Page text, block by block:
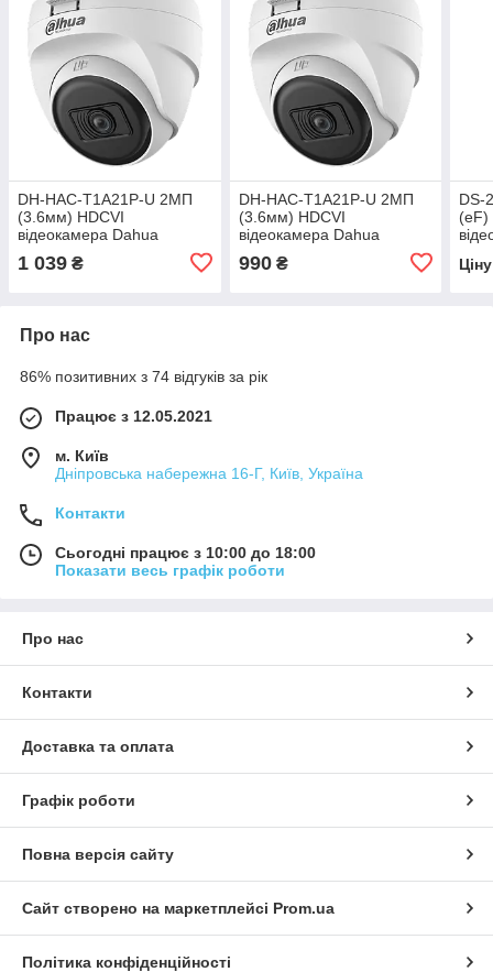
DH-HAC-T1A21P-U 2МП
(3.6мм) HDCVI
відеокамера Dahua
1 039 ₴
DH-HAC-T1A21P-U 2МП
(3.6мм) HDCVI
відеокамера Dahua
990₴
DS-
Про нас
86% позитивних з 74 відгуків за рік
Працює з 12.05.2021
м. Київ
Дніпровська набережна 16-Г, Київ, Україна
Контакти
Сьогодні працює з 10:00 до 18:00
Показати весь графік роботи
Про нас
Контакти
Доставка та оплата
Графік роботи
Повна версія сайту
Сайт створено на маркетплейсі Prom.ua
Політика конфіденційності